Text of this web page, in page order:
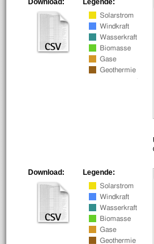
Legende:
Download:
Legende:
Download: